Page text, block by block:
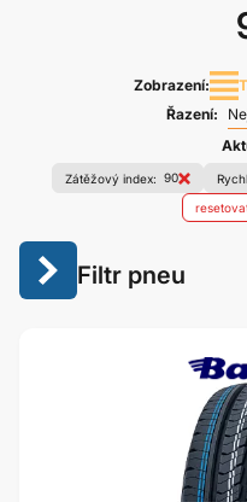
Zobrazení:
Řazení:
Zátěžový index: 90
Filtr pneu